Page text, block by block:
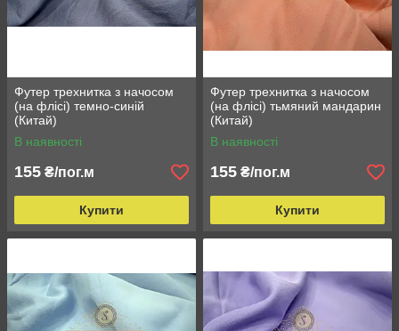
Футер трехнитка з начосом
(на флісі) темно-синій
(Китай)
В наявності
155 ₴/пог.м
Купити
Футер трехнитка з начосом
(на флісі) тьмяний мандарин
(Китай)
В наявності
155 ₴/пог.м
Купити